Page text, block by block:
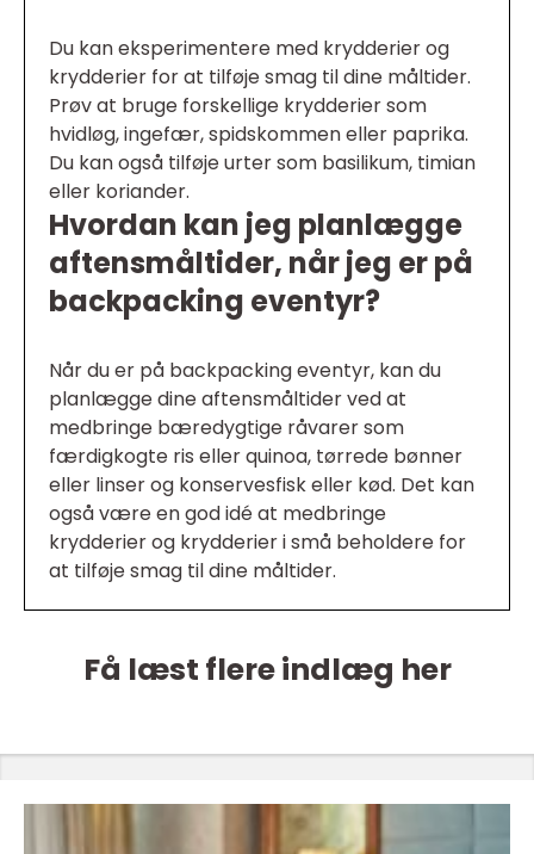
Du kan eksperimentere med krydderier og
krydderier for at tilføje smag til dine måltider.
Prøv at bruge forskellige krydderier som
hvidløg, ingefær, spidskommen eller paprika.
Du kan også tilføje urter som basilikum, timian
eller koriander.
Hvordan kan jeg planlægge
aftensmåltider, når jeg er på
backpacking eventyr?
Når du er på backpacking eventyr, kan du
planlægge dine aftensmåltider ved at
medbringe bæredygtige råvarer som
færdigkogte ris eller quinoa, tørrede bønner
eller linser og konservesfisk eller kød. Det kan
også være en god idé at medbringe
krydderier og krydderier i små beholdere for
at tilføje smag til dine måltider.
Få læst flere indlæg her